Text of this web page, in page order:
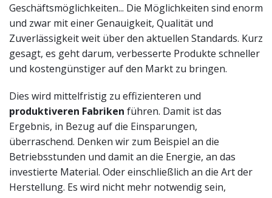
Geschäftsmöglichkeiten... Die Möglichkeiten sind enorm
und zwar mit einer Genauigkeit, Qualität und
Zuverlässigkeit weit über den aktuellen Standards. Kurz
gesagt, es geht darum, verbesserte Produkte schneller
und kostengünstiger auf den Markt zu bringen.
Dies wird mittelfristig zu effizienteren und
produktiveren Fabriken führen. Damit ist das
Ergebnis, in Bezug auf die Einsparungen,
überraschend. Denken wir zum Beispiel an die
Betriebsstunden und damit an die Energie, an das
investierte Material. Oder einschließlich an die Art der
Herstellung. Es wird nicht mehr notwendig sein,